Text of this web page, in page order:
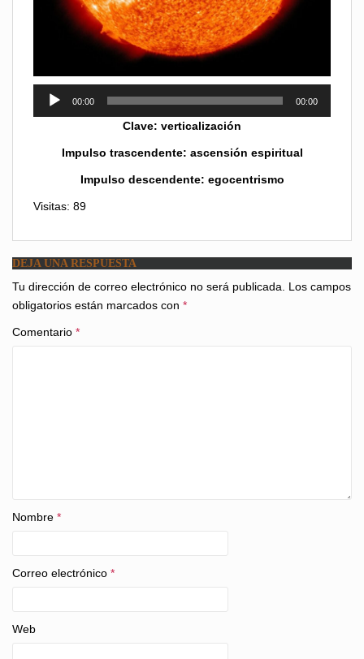
Reproductor
00:00 00:00
Clave: verticalización
Impulso trascendente: ascensión espiritual
Impulso descendente: egocentrismo
Visitas: 89
DEJA UNA RESPUESTA
Tu dirección de correo electrónico no será publicada.
Los campos
obligatorios están marcados con *
Comentario *
Nombre *
Correo electrónico *
Web